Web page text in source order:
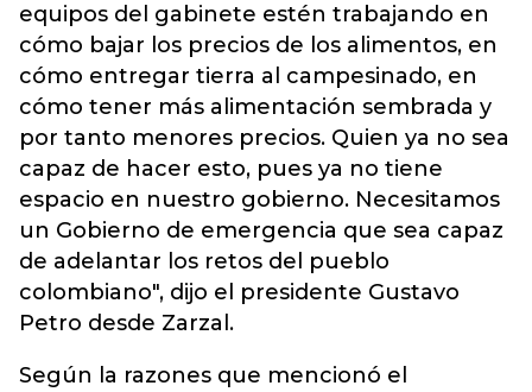
equipos del gabinete estén trabajando en
cómo bajar los precios de los alimentos, en
cómo entregar tierra al campesinado, en
cómo tener más alimentación sembrada y
por tanto menores precios. Quien ya no sea
capaz de hacer esto, pues ya no tiene
espacio en nuestro gobierno. Necesitamos
un Gobierno de emergencia que sea capaz
de adelantar los retos del pueblo
colombiano", dijo el presidente Gustavo
Petro desde Zarzal.
Según la razones que mencionó el